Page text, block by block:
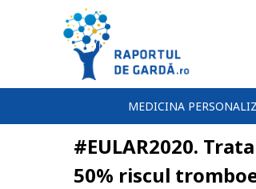
MEDICINA
#EULAR2020.
50% riscul